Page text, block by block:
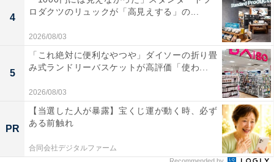
「貝塚市立自然遊学館」は入館無料！ アンモナイ
ト外観が目印、貝塚の生きものを丸ごと体感でき
4
ロダクツのリュックが「高見えする」の...
2026/08/03
5
「これ絶対に便利なやつや」ダイソーの折り畳
み式ランドリーバスケットが高評価「使わ...
2026/08/03
PR
【当選した人が暴露】宝くじ運が動く時、必ず
ある前触れ
合同会社デジタルファーム